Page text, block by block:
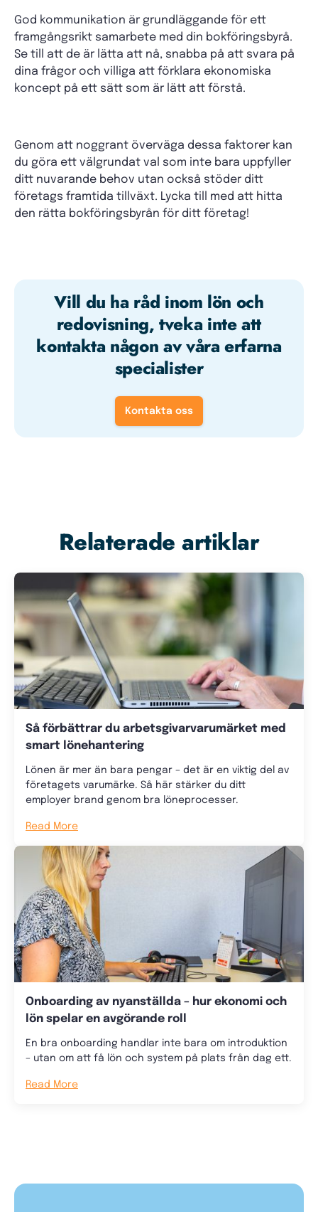
God kommunikation är grundläggande för ett
framgångsrikt samarbete med din bokföringsbyrå.
Se till att de är lätta att nå, snabba på att svara på
dina frågor och villiga att förklara ekonomiska
koncept på ett sätt som är lätt att förstå.
Genom att noggrant överväga dessa faktorer kan
du göra ett välgrundat val som inte bara uppfyller
ditt nuvarande behov utan också stöder ditt
företags framtida tillväxt. Lycka till med att hitta
den rätta bokföringsbyrån för ditt företag!
Vill du ha råd inom lön och
redovisning, tveka inte att
kontakta någon av våra erfarna
specialister
Kontakta oss
Relaterade artiklar
Så förbättrar du arbetsgivarvarumärket med
smart lönehantering
Lönen är mer än bara pengar – det är en viktig del av
företagets varumärke. Så här stärker du ditt
employer brand genom bra löneprocesser.
Read More
Onboarding av nyanställda – hur ekonomi och
lön spelar en avgörande roll
En bra onboarding handlar inte bara om introduktion
– utan om att få lön och system på plats från dag ett.
Read More